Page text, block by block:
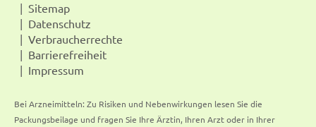
Sitemap
Datenschutz
Verbraucherrechte
Barrierefreiheit
Impressum
Bei Arzneimitteln: Zu Risiken und Nebenwirkungen lesen Sie die
Packungsbeilage und fragen Sie Ihre Ärztin, Ihren Arzt oder in Ihrer